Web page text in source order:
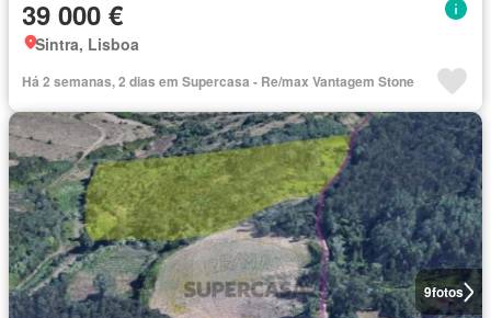
39 000 €
Sintra, Lisboa
Há 2 semanas, 2 dias em Supercasa - Re/max Vantagem Stone
9fotos